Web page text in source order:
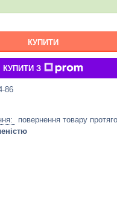
КУПИТИ
КУПИТИ З
86
повернення товару